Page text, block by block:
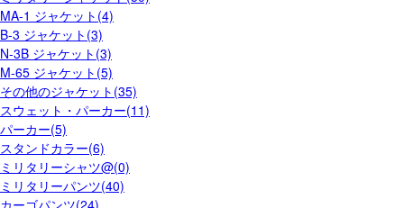
MA-1 ジャケット(4)
B-3 ジャケット(3)
N-3B ジャケット(3)
M-65 ジャケット(5)
その他のジャケット(35)
スウェット・パーカー(11)
パーカー(5)
スタンドカラー(6)
ミリタリーシャツ@(0)
ミリタリーパンツ(40)